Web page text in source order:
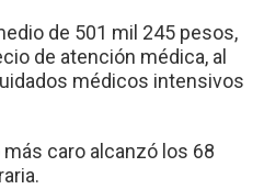
de 501 mil 245 pesos,
de atención médica, al
médicos intensivos
caro alcanzó los 68